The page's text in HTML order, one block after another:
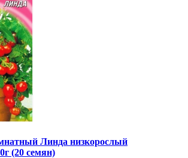
Линда низкорослый
(20 семян)